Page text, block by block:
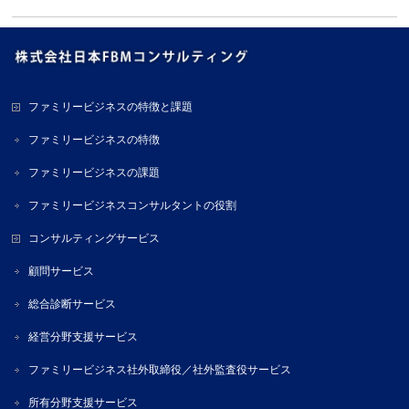
ファミリービジネスの特徴と課題
ファミリービジネスの特徴
ファミリービジネスの課題
ファミリービジネスコンサルタントの役割
コンサルティングサービス
顧問サービス
総合診断サービス
経営分野支援サービス
ファミリービジネス社外取締役／社外監査役サービス
所有分野支援サービス